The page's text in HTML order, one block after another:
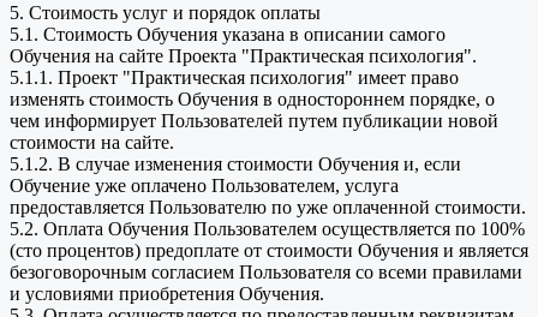
5. Стоимость услуг и порядок оплаты
5.1. Стоимость Обучения указана в описании самого
Обучения на сайте Проекта "Практическая психология".
5.1.1. Проект "Практическая психология" имеет право
изменять стоимость Обучения в одностороннем порядке, о
чем информирует Пользователей путем публикации новой
стоимости на сайте.
5.1.2. В случае изменения стоимости Обучения и, если
Обучение уже оплачено Пользователем, услуга
предоставляется Пользователю по уже оплаченной стоимости.
5.2. Оплата Обучения Пользователем осуществляется по 100%
(сто процентов) предоплате от стоимости Обучения и является
безоговорочным согласием Пользователя со всеми правилами
и условиями приобретения Обучения.